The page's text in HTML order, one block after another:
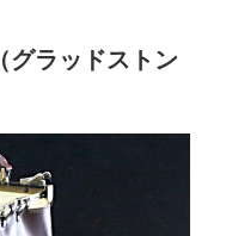
グラッドストン